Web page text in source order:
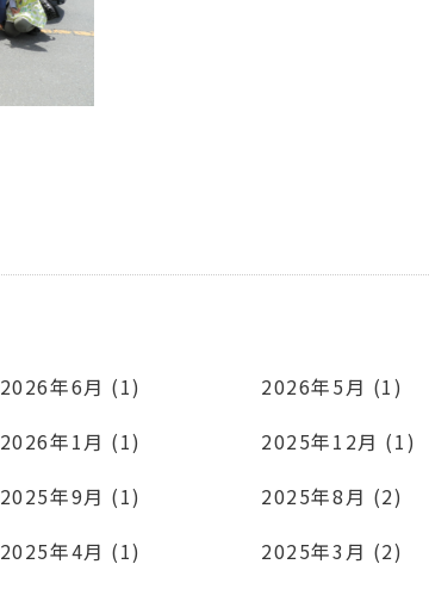
2026年6月 (1) 2026年5月 (1)
2026年1月 (1) 2025年12月 (1)
2025年9月 (1) 2025年8月 (2)
2025年4月 (1) 2025年3月 (2)